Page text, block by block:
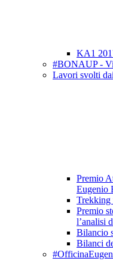
KA1
#BONAUP -
Lavori svolti
Premio
Eugenio
Trekking
Premio
l’analisi
Bilancio
Bilanci